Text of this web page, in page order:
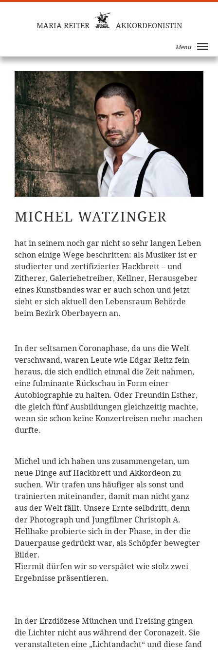
MARIA REITER AKKORDEONISTIN
Menu
MICHEL WATZINGER
hat in seinem noch gar nicht so sehr langen Leben
schon einige Wege beschritten: als Musiker ist er
studierter und zertifizierter Hackbrett – und
Zitherer, Galeriebetreiber, Kellner, Herausgeber
eines Kunstbandes war er auch schon und jetzt
sieht er sich aktuell den Lebensraum Behörde
beim Bezirk Oberbayern an.
In der seltsamen Coronaphase, da uns die Welt
verschwand, waren Leute wie Edgar Reitz fein
heraus, die sich endlich einmal die Zeit nahmen,
eine fulminante Rückschau in Form einer
Autobiographie zu halten. Oder Freundin Esther,
die gleich fünf Ausbildungen gleichzeitig machte,
wenn sie schon keine Konzertreisen mehr machen
durfte.
Michel und ich haben uns zusammengetan, um
neue Dinge auf Hackbrett und Akkordeon zu
suchen. Wir trafen uns häufiger als sonst und
trainierten miteinander, damit man nicht ganz
aus der Welt fällt. Unsere Ernte selbdritt, denn
der Photograph und Jungfilmer Christoph A.
Hellhake probierte sich in der Phase, in der die
Dauerpause gedrückt war, als Schöpfer bewegter
Bilder.
Hiermit dürfen wir so verspätet wie stolz zwei
Ergebnisse präsentieren.
In der Erzdiözese München und Freising gingen
die Lichter nicht aus während der Coronazeit. Sie
veranstalteten eine „Lichtandacht“ und diese fand